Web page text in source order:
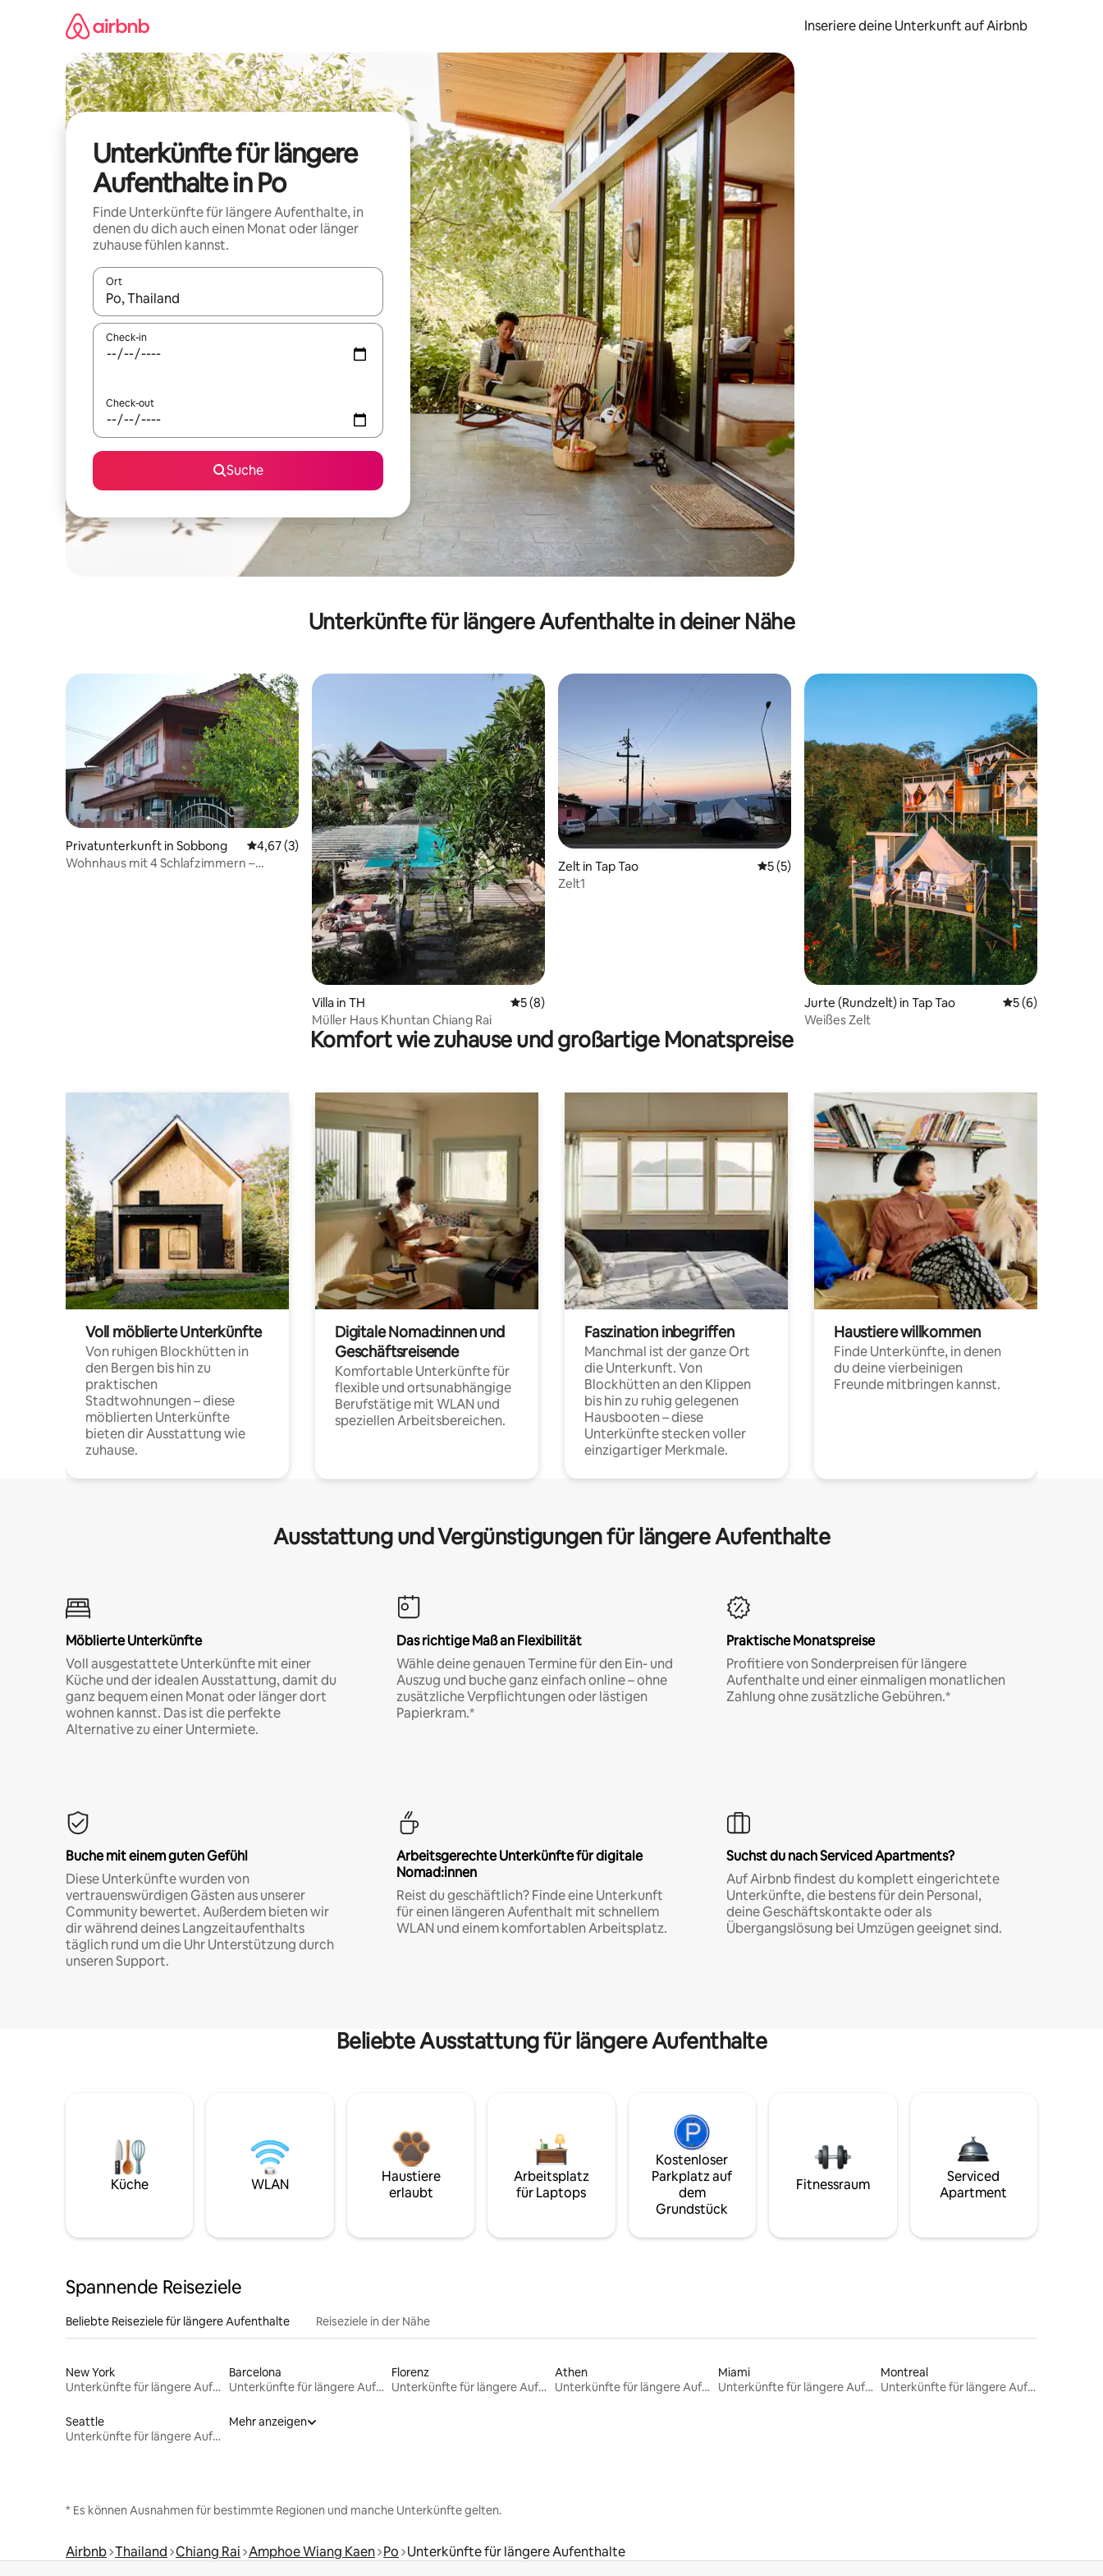
Inseriere deine Unterkunft auf Airbnb
Unterkünfte für längere
Aufenthalte in Po
Finde Unterkünfte für längere Aufenthalte, in
denen du dich auch einen Monat oder länger
zuhause fühlen kannst.
Ort
Wenn Ergebnisse verfügbar sind, navigiere mit den Pfeiltasten nach oben und unten oder erkunde die Ergebnisse durch Berühren oder Wischgesten.
Check-in
Check-out
Suche
Unterkünfte für längere Aufenthalte in deiner Nähe
Privatunterkunft in Sobbong Durchschnittliche Bewertung: 4,67 von 5, 3 Bewertungen
4,67 (3)
Wohnhaus mit 4 Schlafzimmern –
Villa in TH Durchschnittliche Bewertung: 5 von 5, 8 Bewertungen
5 (8)
Müller Haus Khuntan Chiang Rai
Zelt in Tap Tao Durchschnittliche Bewertung: 5 von 5, 5 Bewertungen
5 (5)
Zelt1
Jurte (Rundzelt) in Tap Tao
5 (6)
Weißes Zelt
Komfort wie zuhause und großartige Monatspreise
Voll möblierte Unterkünfte
Von ruhigen Blockhütten in
den Bergen bis hin zu
praktischen
Stadtwohnungen – diese
möblierten Unterkünfte
bieten dir Ausstattung wie
zuhause.
Digitale Nomad:innen und
Geschäftsreisende
Komfortable Unterkünfte für
flexible und ortsunabhängige
Berufstätige mit WLAN und
speziellen Arbeitsbereichen.
Faszination inbegriffen
Manchmal ist der ganze Ort
die Unterkunft. Von
Blockhütten an den Klippen
bis hin zu ruhig gelegenen
Hausbooten – diese
Unterkünfte stecken voller
einzigartiger Merkmale.
Haustiere willkommen
Finde Unterkünfte, in denen
du deine vierbeinigen
Freunde mitbringen kannst.
Ausstattung und Vergünstigungen für längere Aufenthalte
Möblierte Unterkünfte
Voll ausgestattete Unterkünfte mit einer
Küche und der idealen Ausstattung, damit du
ganz bequem einen Monat oder länger dort
wohnen kannst. Das ist die perfekte
Alternative zu einer Untermiete.
Das richtige Maß an Flexibilität
Wähle deine genauen Termine für den Ein- und
Auszug und buche ganz einfach online – ohne
zusätzliche Verpflichtungen oder lästigen
Papierkram.*
Praktische Monatspreise
Profitiere von Sonderpreisen für längere
Aufenthalte und einer einmaligen monatlichen
Zahlung ohne zusätzliche Gebühren.*
Buche mit einem guten Gefühl
Diese Unterkünfte wurden von
vertrauenswürdigen Gästen aus unserer
Community bewertet. Außerdem bieten wir
dir während deines Langzeitaufenthalts
täglich rund um die Uhr Unterstützung durch
unseren Support.
Arbeitsgerechte Unterkünfte für digitale
Nomad:innen
Reist du geschäftlich? Finde eine Unterkunft
für einen längeren Aufenthalt mit schnellem
WLAN und einem komfortablen Arbeitsplatz.
Suchst du nach Serviced Apartments?
Auf Airbnb findest du komplett eingerichtete
Unterkünfte, die bestens für dein Personal,
deine Geschäftskontakte oder als
Übergangslösung bei Umzügen geeignet sind.
Beliebte Ausstattung für längere Aufenthalte
Küche WLAN
Haustiere
erlaubt
Arbeitsplatz
für Laptops
Kostenloser
Parkplatz auf
dem
Grundstück
Fitnessraum
Serviced
Apartment
Spannende Reiseziele
Beliebte Reiseziele für längere Aufenthalte Reiseziele in der Nähe
New York
Unterkünfte für längere Aufenthalte
Barcelona
Unterkünfte für längere Aufenthalte
Florenz
Unterkünfte für längere Aufenthalte
Athen
Unterkünfte für längere Aufenthalte
Miami
Unterkünfte für längere Aufenthalte
Montreal
Unterkünfte für längere Aufenthalte
Seattle
Unterkünfte für längere Aufenthalte
Mehr anzeigen
* Es können Ausnahmen für bestimmte Regionen und manche Unterkünfte gelten.
Airbnb Thailand Chiang Rai Amphoe Wiang Kaen Po Unterkünfte für längere Aufenthalte